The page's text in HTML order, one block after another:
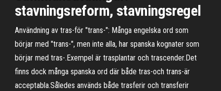
stavningsreform, stavningsregel
Användning av tras-för "trans-": Många engelska ord som
börjar med "trans-", men inte alla, har spanska kognater som
börjar med tras-.Exempel är trasplantar och trascender.Det
finns dock många spanska ord där både tras-och trans-är
acceptabla.Således används både trasferir och transferir